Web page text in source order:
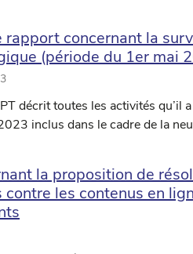
concernant la
(période du 1er mai
décrit toutes les activités qu’il
inclus dans le cadre de la
la proposition de
les contenus en